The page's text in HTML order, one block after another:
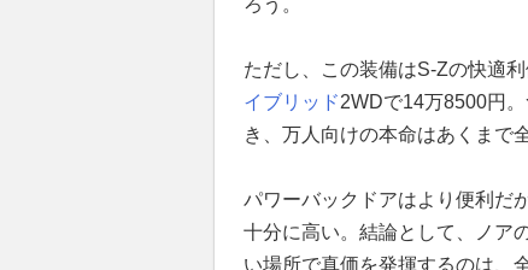
ろう。
ただし、この装備はS-Zの快適
イブリッド2WDで14万8500円
き、万人向けの本命はあくまで
パワーバックドアはより便利だ
十分に高い。結論として、ノア
い場所で真価を発揮するのは、